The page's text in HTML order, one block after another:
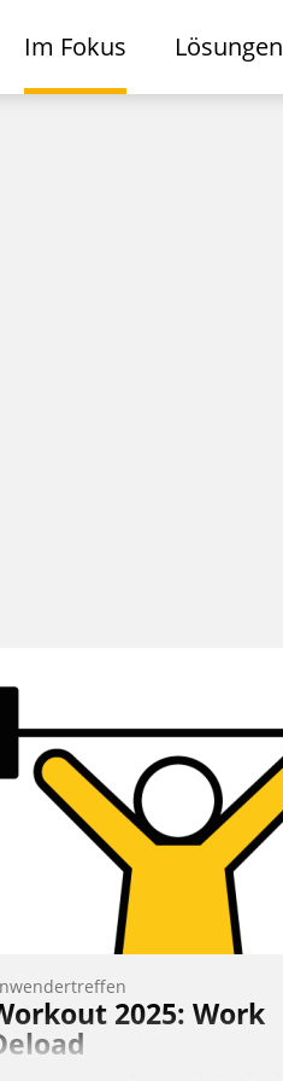
Im Fokus Lösungen
2025: Work